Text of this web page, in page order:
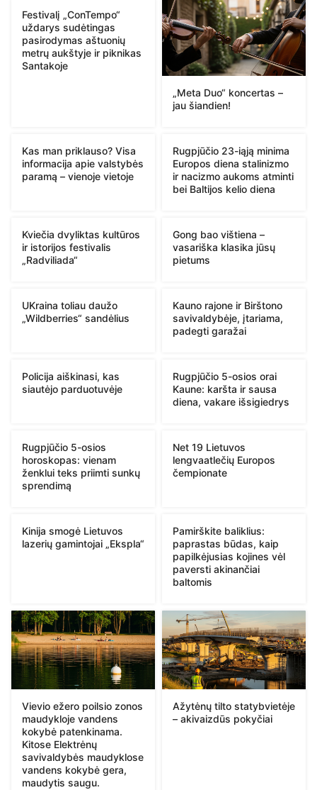
Festivalį „ConTempo“
uždarys sudėtingas
pasirodymas aštuonių
metrų aukštyje ir piknikas
Santakoje
„Meta Duo“ koncertas –
jau šiandien!
Kas man priklauso? Visa
informacija apie valstybės
paramą – vienoje vietoje
Rugpjūčio 23-iąją minima
Europos diena stalinizmo
ir nacizmo aukoms atminti
bei Baltijos kelio diena
Kviečia dvyliktas kultūros
ir istorijos festivalis
„Radviliada“
Gong bao vištiena –
vasariška klasika jūsų
pietums
UKraina toliau daužo
„Wildberries“ sandėlius
Kauno rajone ir Birštono
savivaldybėje, įtariama,
padegti garažai
Policija aiškinasi, kas
siautėjo parduotuvėje
Rugpjūčio 5-osios orai
Kaune: karšta ir sausa
diena, vakare išsigiedrys
Rugpjūčio 5-osios
horoskopas: vienam
ženklui teks priimti sunkų
sprendimą
Net 19 Lietuvos
lengvaatlečių Europos
čempionate
Kinija smogė Lietuvos
lazerių gamintojai „Ekspla“
Pamirškite baliklius:
paprastas būdas, kaip
papilkėjusias kojines vėl
paversti akinančiai
baltomis
Vievio ežero poilsio zonos
maudykloje vandens
kokybė patenkinama.
Kitose Elektrėnų
savivaldybės maudyklose
vandens kokybė gera,
maudytis saugu.
Ažytėnų tilto statybvietėje
– akivaizdūs pokyčiai